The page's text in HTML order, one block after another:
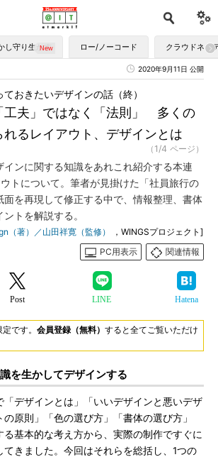
し守り生かす ロー/ノーコード クラウドネイ
2020年9月11日 公開
工夫」ではなく「法則」 多くの
れるレイアウト、デザインとは
おきたいデザインの話（終）
（1/4 ページ）
インに関する知識をあれこれ紹介する本連
トについて。筆者が見掛けた「社員旅行の
面を再現して修正する中で、情報整理、書体
トを解説する。
（著）／山田祥寛（監修）
，WINGSプロジェクト]
PC用表示
関連情報
Post LINE Hatena
です。 会員登録（無料） すると全てご覧いただけ
を生かしてデザインする
デザインとは」「いいデザインと悪いデザ
原則」「色の選び方」「書体の選び方」
る基本的な考え方から、実際の制作ですぐに
てきました。今回はそれらを総括し、1つの